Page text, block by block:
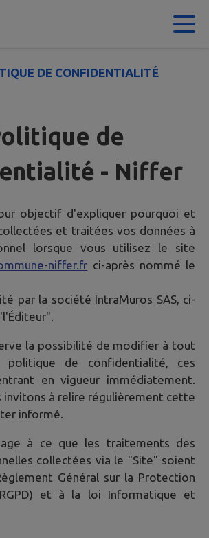
DE CONFIDENTIALITÉ
de
- Niffer
objectif d'expliquer pourquoi et
et traitées vos données à
lorsque vous utilisez le site
niffer.fr ci-après nommé le
par la société IntraMuros SAS, ci-
la possibilité de modifier à tout
de confidentialité, ces
en vigueur immédiatement.
invitons à relire régulièrement cette
informé.
à ce que les traitements des
collectées via le "Site" soient
Général sur la Protection
et à la loi Informatique et